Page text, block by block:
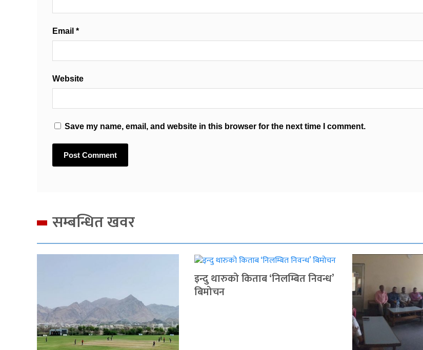
Email *
Website
Save my name, email, and website in this browser for the next time I comment.
सम्बन्धित खवर
इन्दु थारुको किताब ‘निलम्बित निवन्ध’
बिमोचन